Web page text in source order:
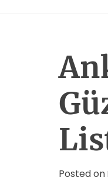
t
Posted on